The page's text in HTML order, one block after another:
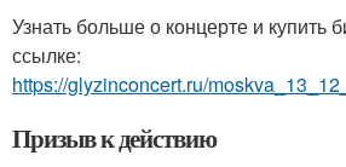
Узнать больше о концерте и купить
ссылке:
https://glyzinconcert.ru/
Призыв к действию